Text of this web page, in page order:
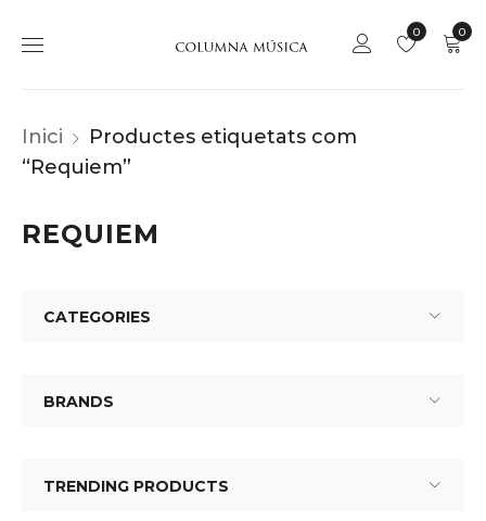
0
0
Inici
Productes etiquetats com
“Requiem”
REQUIEM
CATEGORIES
BRANDS
TRENDING PRODUCTS